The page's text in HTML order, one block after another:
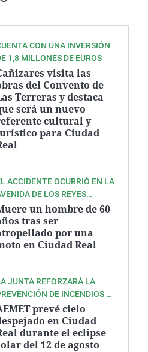
CON UNA INVERSIÓN
1,8 MILLONES DE EUROS
visita las
del Convento de
Terreras y destaca
será un nuevo
cultural y
para Ciudad
ACCIDENTE OCURRIÓ EN LA
DE LOS REYES
un hombre de 60
tras ser
por una
en Ciudad Real
JUNTA REFORZARÁ LA
DE INCENDIOS EL
DEL ECLIPSE
prevé cielo
en Ciudad
durante el eclipse
del 12 de agosto